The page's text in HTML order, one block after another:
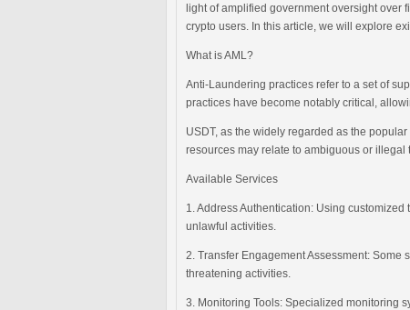
light of amplified government oversight over
crypto users. In this article, we will explore
What is AML?
Anti-Laundering practices refer to a set of
practices have become notably critical,
USDT, as the widely regarded as the
resources may relate to ambiguous or illegal
Available Services
1. Address Authentication: Using
unlawful activities.
2. Transfer Engagement Assessment:
threatening activities.
3. Monitoring Tools: Specialized monitoring